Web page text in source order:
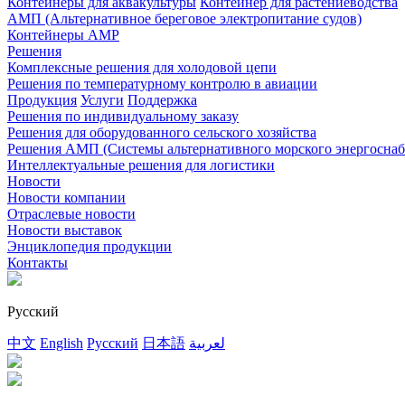
AMП (Альтернативное береговое электропитание судов)
Контейнеры АМР
Решения
Комплексные решения для холодовой цепи
Решения по температурному контролю в авиации
Продукция Услуги Поддержка
Решения по индивидуальному заказу
Решения для оборудованного сельского хозяйства
Решения АМП (Системы альтернативного морского
Интеллектуальные решения для логистики
Новости
Новости компании
Отраслевые новости
Новости выставок
Энциклопедия продукции
Контакты
Русский
中文 English Русский 日本語 لعربية